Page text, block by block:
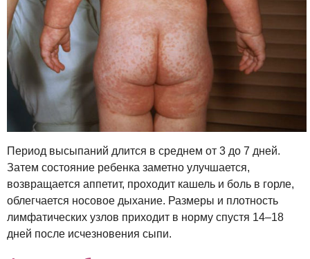
Период высыпаний длится в среднем от 3 до 7 дней.
Затем состояние ребенка заметно улучшается,
возвращается аппетит, проходит кашель и боль в горле,
облегчается носовое дыхание. Размеры и плотность
лимфатических узлов приходит в норму спустя 14–18
дней после исчезновения сыпи.